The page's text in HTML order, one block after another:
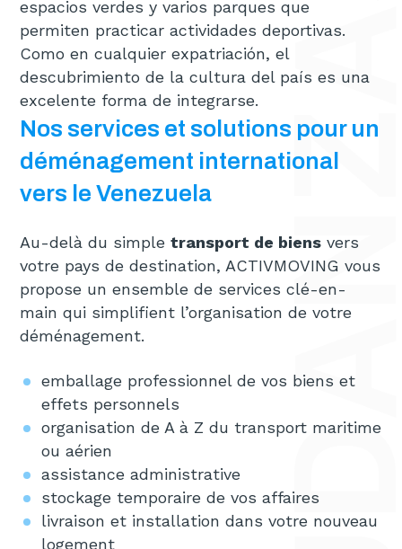
espacios verdes y varios parques que
permiten practicar actividades deportivas.
Como en cualquier expatriación, el
descubrimiento de la cultura del país es una
excelente forma de integrarse.
Nos services et solutions pour un
déménagement international
vers le Venezuela
Au-delà du simpletransport de biens vers
votre pays de destination, ACTIVMOVING vous
propose un ensemble de services clé-en-
main qui simplifient l’organisation de votre
déménagement.
emballage professionnel de vos biens et
effets personnels
organisation de A à Z du transport maritime
ou aérien
assistance administrative
stockage temporaire de vos affaires
livraison et installation dans votre nouveau
logement